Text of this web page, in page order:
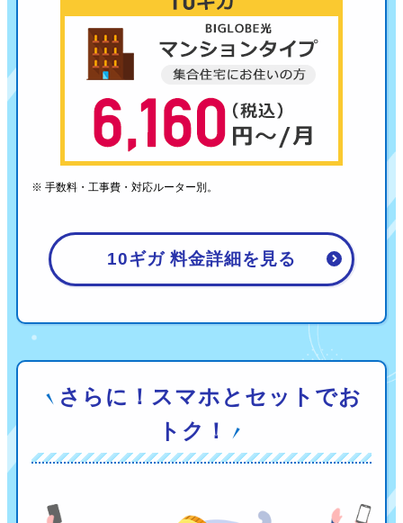
※ 手数料・工事費・対応ルーター別。
10ギガ 料金詳細を見る
さらに！スマホとセットでお
トク！